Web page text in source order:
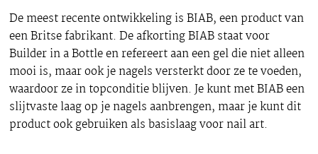
De meest recente ontwikkeling is BIAB, een product van
een Britse fabrikant. De afkorting BIAB staat voor
Builder in a Bottle en refereert aan een gel die niet alleen
mooi is, maar ook je nagels versterkt door ze te voeden,
waardoor ze in topconditie blijven. Je kunt met BIAB een
slijtvaste laag op je nagels aanbrengen, maar je kunt dit
product ook gebruiken als basislaag voor nail art.